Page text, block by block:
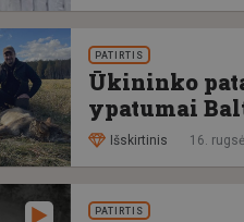
PATIRTIS
Ūkininko
ypatumai
Išskirtinis 16.
PATIRTIS